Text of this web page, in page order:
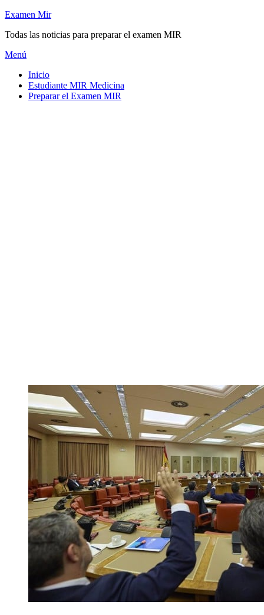
Saltar
contenido
Examen Mir
Todas las noticias para preparar el examen MIR
Menú
Inicio
Estudiante MIR Medicina
Preparar el Examen MIR